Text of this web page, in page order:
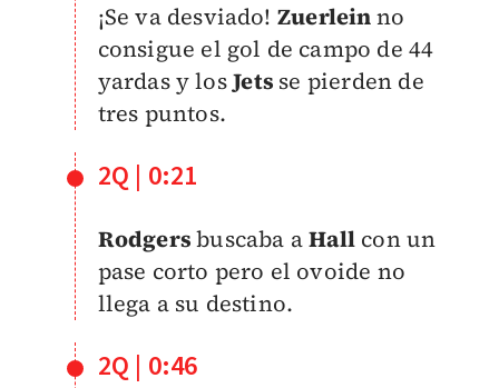
¡Se va desviado! Zuerleinno
consigue el gol de campo de 44
yardas y losJets se pierden de
tres puntos.
2Q | 0:21
Rodgersbuscaba aHallcon un
pase corto pero el ovoide no
llega a su destino.
2Q | 0:46